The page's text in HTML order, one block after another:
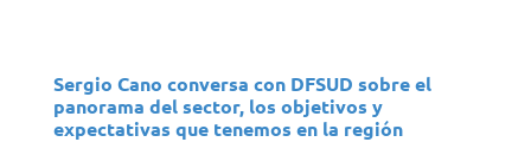
Sergio Cano conversa con DFSUD sobre el
panorama del sector, los objetivos y
expectativas que tenemos en la región